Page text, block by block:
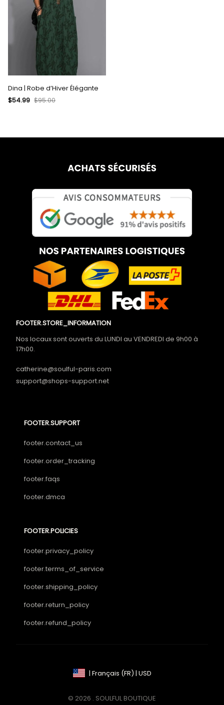
Dina | Robe d’Hiver Élégante
$54.99 $95.00
FOOTER.STORE_INFORMATION
Nos locaux sont ouverts du LUNDI au VENDREDI de 9h00 à
17h00.
catherine@soulful-paris.com
support@shops-support.net
FOOTER.SUPPORT
footer.contact_us
footer.order_tracking
footer.faqs
footer.dmca
FOOTER.POLICIES
footer.privacy_policy
footer.terms_of_service
footer.shipping_policy
footer.return_policy
footer.refund_policy
| Français (FR) | USD
© 2026 . SOULFUL BOUTIQUE